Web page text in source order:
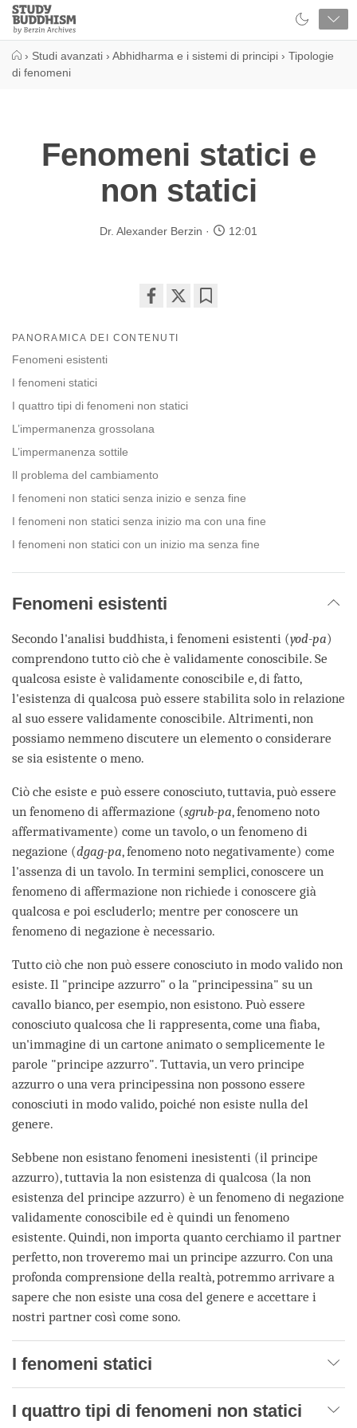
Close
Study
Buddhism
› Studi avanzati › Abhidharma e i sistemi di principi › Tipologie
di fenomeni
Fenomeni statici e
non statici
Dr. Alexander Berzin 12:01
on
PANORAMICA DEI CONTENUTI
Fenomeni esistenti
I fenomeni statici
I quattro tipi di fenomeni non statici
L’impermanenza grossolana
L’impermanenza sottile
Il problema del cambiamento
I fenomeni non statici senza inizio e senza fine
I fenomeni non statici senza inizio ma con una fine
I fenomeni non statici con un inizio ma senza fine
Fenomeni esistenti
Secondo l'analisi buddhista, i fenomeni esistenti (yod-pa)
comprendono tutto ciò che è validamente conoscibile. Se
qualcosa esiste è validamente conoscibile e, di fatto,
l'esistenza di qualcosa può essere stabilita solo in relazione
al suo essere validamente conoscibile. Altrimenti, non
possiamo nemmeno discutere un elemento o considerare
se sia esistente o meno.
Ciò che esiste e può essere conosciuto, tuttavia, può essere
un fenomeno di affermazione (sgrub-pa, fenomeno noto
affermativamente) come un tavolo, o un fenomeno di
negazione (dgag-pa, fenomeno noto negativamente) come
l'assenza di un tavolo. In termini semplici, conoscere un
fenomeno di affermazione non richiede i conoscere già
qualcosa e poi escluderlo; mentre per conoscere un
fenomeno di negazione è necessario.
Tutto ciò che non può essere conosciuto in modo valido non
esiste. Il "principe azzurro" o la "principessina" su un
cavallo bianco, per esempio, non esistono. Può essere
conosciuto qualcosa che li rappresenta, come una fiaba,
un'immagine di un cartone animato o semplicemente le
parole "principe azzurro". Tuttavia, un vero principe
azzurro o una vera principessina non possono essere
conosciuti in modo valido, poiché non esiste nulla del
genere.
Sebbene non esistano fenomeni inesistenti (il principe
azzurro), tuttavia la non esistenza di qualcosa (la non
esistenza del principe azzurro) è un fenomeno di negazione
validamente conoscibile ed è quindi un fenomeno
esistente. Quindi, non importa quanto cerchiamo il partner
perfetto, non troveremo mai un principe azzurro. Con una
profonda comprensione della realtà, potremmo arrivare a
sapere che non esiste una cosa del genere e accettare i
nostri partner così come sono.
I fenomeni statici
I quattro tipi di fenomeni non statici